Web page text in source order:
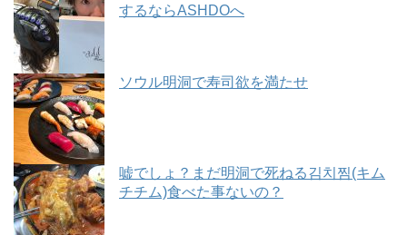
するならASHDOへ
ソウル明洞で寿司欲を満たせ
嘘でしょ？まだ明洞で死ねる김치찜(キム
チチム)食べた事ないの？